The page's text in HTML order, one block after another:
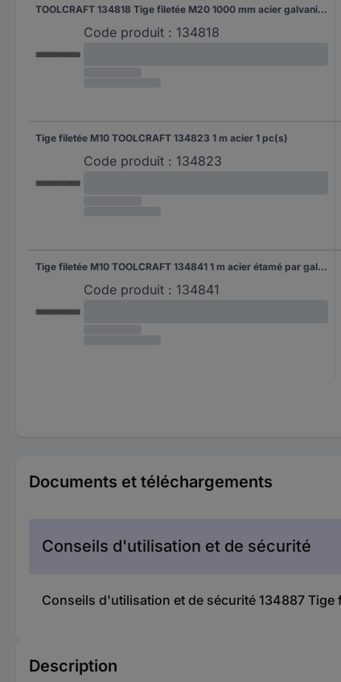
TOOLCRAFT 134818 Tige filetée M20 1000 mm acier galvanisé chromaté jaune 1 pc(s)
Code produit : 134818
Tige filetée M10 TOOLCRAFT 134823 1 m acier 1 pc(s)
Code produit : 134823
Tige filetée M10 TOOLCRAFT 134841 1 m acier étamé par galvanisation 1 pc(s)
Code produit : 134841
Documents et téléchargements
Conseils d'utilisation et de sécurité
Conseils d'utilisation et de sécurité 134887 Tige
Description